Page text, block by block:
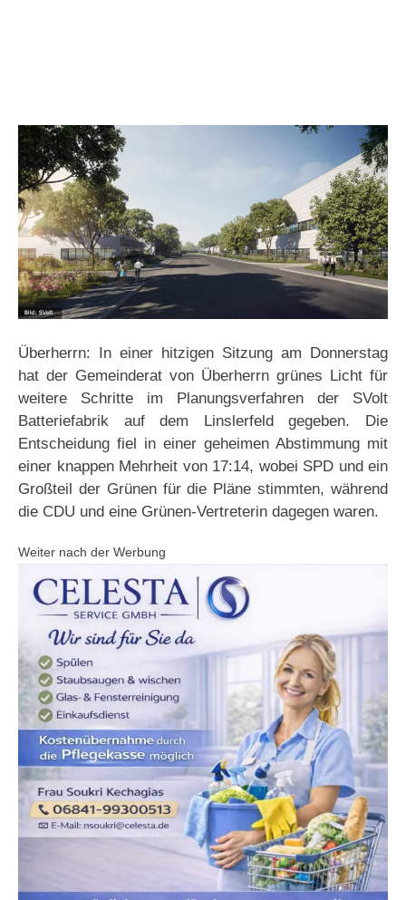
Überherrn: In einer hitzigen Sitzung am Donnerstag
hat der Gemeinderat von Überherrn grünes Licht für
weitere Schritte im Planungsverfahren der SVolt
Batteriefabrik auf dem Linslerfeld gegeben. Die
Entscheidung fiel in einer geheimen Abstimmung mit
einer knappen Mehrheit von 17:14, wobei SPD und ein
Großteil der Grünen für die Pläne stimmten, während
die CDU und eine Grünen-Vertreterin dagegen waren.
Weiter nach der Werbung